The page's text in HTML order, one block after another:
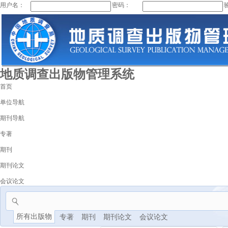
用户名： 密码：
地质调查出版物管理系统
首页
单位导航
期刊导航
专著
期刊
期刊论文
会议论文
所有出版物 专著 期刊 期刊论文 会议论文